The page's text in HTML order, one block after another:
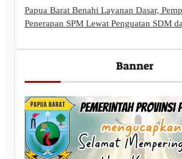
Papua Barat Benahi Layanan Dasar,
Penerapan SPM Lewat Penguatan SDM
Banner